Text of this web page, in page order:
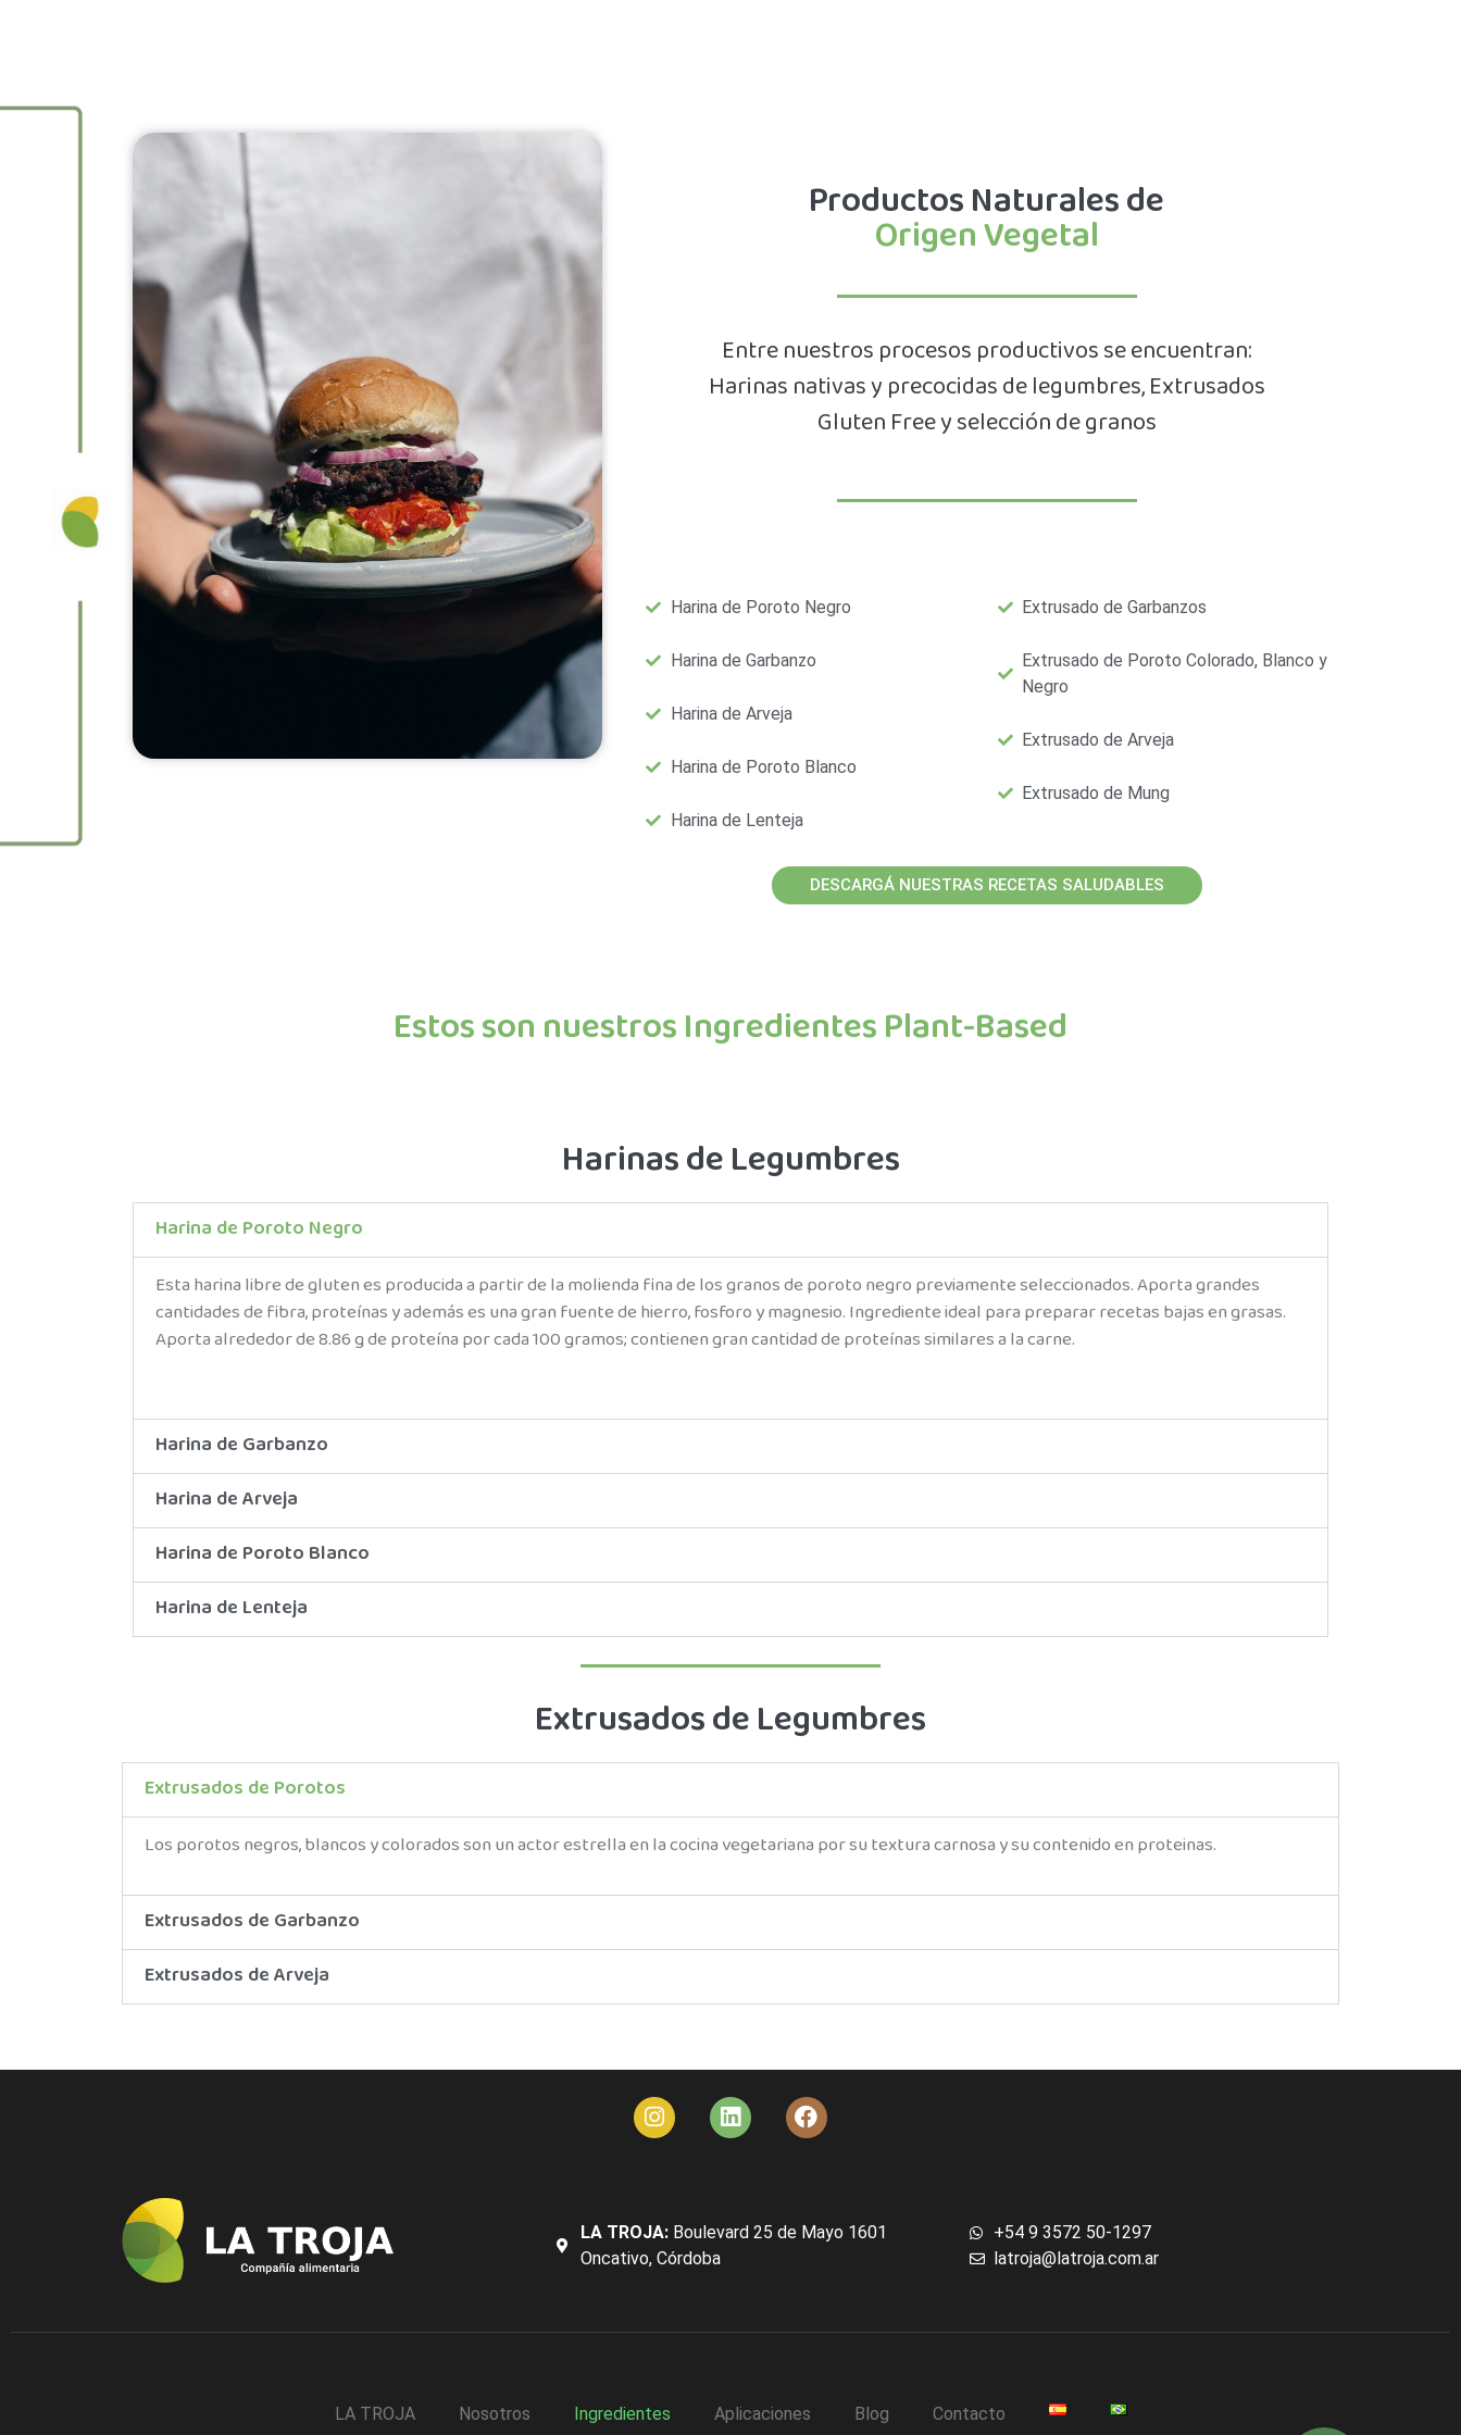
Productos Naturales de
Origen Vegetal
Entre nuestros procesos productivos se encuentran:
Harinas nativas y precocidas de legumbres, Extrusados
Gluten Free y selección de granos
Harina de Poroto Negro
Harina de Garbanzo
Harina de Arveja
Harina de Poroto Blanco
Harina de Lenteja
Extrusado de Garbanzos
Extrusado de Poroto Colorado, Blanco y
Negro
Extrusado de Arveja
Extrusado de Mung
DESCARGÁ NUESTRAS RECETAS SALUDABLES
Estos son nuestros Ingredientes Plant-Based
Harinas de Legumbres
Harina de Poroto Negro
Esta harina libre de gluten es producida a partir de la molienda fina de los granos de poroto negro previamente seleccionados. Aporta grandes
cantidades de fibra, proteínas y además es una gran fuente de hierro, fosforo y magnesio. Ingrediente ideal para preparar recetas bajas en grasas.
Aporta alrededor de 8.86 g de proteína por cada 100 gramos; contienen gran cantidad de proteínas similares a la carne.
Harina de Garbanzo
Harina de Arveja
Harina de Poroto Blanco
Harina de Lenteja
Extrusados de Legumbres
Extrusados de Porotos
Los porotos negros, blancos y colorados son un actor estrella en la cocina vegetariana por su textura carnosa y su contenido en proteinas.
Extrusados de Garbanzo
Extrusados de Arveja
LA TROJA: Boulevard 25 de Mayo 1601
Oncativo, Córdoba
+54 9 3572 50-1297
latroja@latroja.com.ar
LA TROJA Nosotros Ingredientes Aplicaciones Blog Contacto